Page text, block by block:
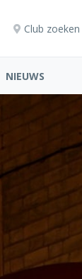
Club zoeken
NIEUWS